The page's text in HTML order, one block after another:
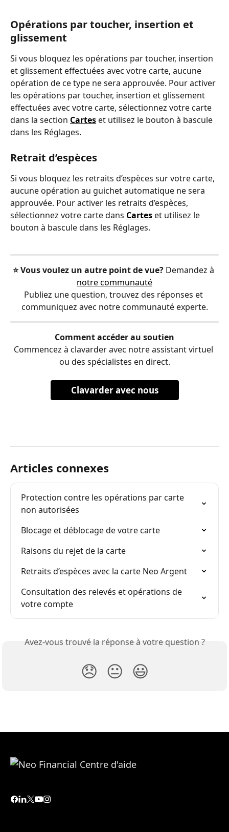
Opérations par toucher, insertion et
glissement
Si vous bloquez les opérations par toucher, insertion
et glissement effectuées avec votre carte, aucune
opération de ce type ne sera approuvée. Pour activer
les opérations par toucher, insertion et glissement
effectuées avec votre carte, sélectionnez votre carte
dans la section Cartes et utilisez le bouton à bascule
dans les Réglages.
Retrait d’espèces
Si vous bloquez les retraits d’espèces sur votre carte,
aucune opération au guichet automatique ne sera
approuvée. Pour activer les retraits d’espèces,
sélectionnez votre carte dans Cartes et utilisez le
bouton à bascule dans les Réglages.
⭐️ Vous voulez un autre point de vue? Demandez à
notre communauté
Publiez une question, trouvez des réponses et
communiquez avec notre communauté experte.
Comment accéder au soutien
Commencez à clavarder avec notre assistant virtuel
ou des spécialistes en direct.
Clavarder avec nous
Articles connexes
Protection contre les opérations par carte
non autorisées
Blocage et déblocage de votre carte
Raisons du rejet de la carte
Retraits d’espèces avec la carte Neo Argent
Consultation des relevés et opérations de
votre compte
Avez-vous trouvé la réponse à votre question ?
😞 😐 😃